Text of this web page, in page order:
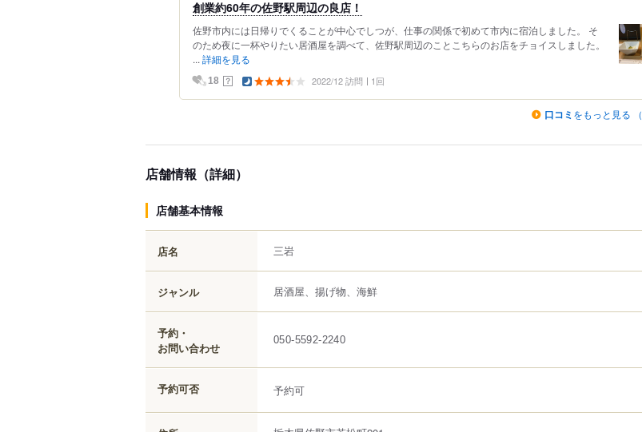
創業約60年の佐野駅周辺の良店！
佐野市内には日帰りでくることが中心でしつが、仕事の関係で初めて市内に宿泊しました。 そ
のため夜に一杯やりたい居酒屋を調べて、佐野駅周辺のことこちらのお店をチョイスしました。
... 詳細を見る
18 ？ 2022/12 訪問 1回
口コミ をもっと見る （
店舗情報（詳細）
店舗基本情報
店名 三岩
ジャンル 居酒屋、揚げ物、海鮮
予約・
お問い合わせ
050-5592-2240
予約可否 予約可